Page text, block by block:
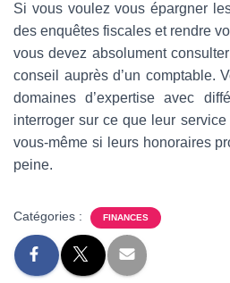
Si vous voulez vous épargner
des enquêtes fiscales et rendre
vous devez absolument
conseil auprès d’un comptable.
domaines d’expertise avec
interroger sur ce que leur
vous-même si leurs honoraires
peine.
Catégories : FINANCES